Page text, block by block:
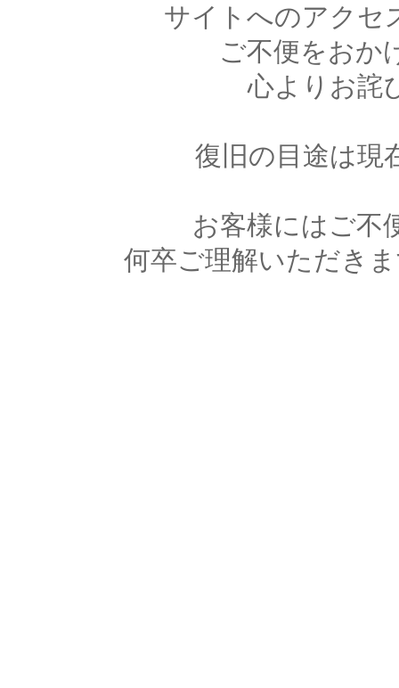
サイトへのアクセ
ご不便をおか
心よりお詫
復旧の目途は現
お客様にはご不
何卒ご理解いただき